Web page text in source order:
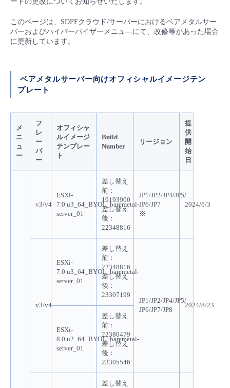
- クラウド / サーバー
- Flexible InterConnect
- Flexible Remote Access
このページは、SDPFクラウド/サーバーにおけるベアメタルサー
バーおよびハイパーバイザーメニュ―にて、改修等があった場合
に更新しています。
ベアメタルサーバー向けオフィシャルイメージテン
プレート
メ
ニ
ュ
ー
フ
レ
ー
バ
ー
オフィシャ
ルイメージ
テンプレー
ト
Build
Number
リージョン
提
供
開
始
日
v3/v4
ESXi-
7.0.u3_64_BYOL_baremetal-
server_01
差し替え
前：
19193900
差し替え
後：
22348816
JP1/JP2/JP4/JP5/
JP6/JP7
※
2024/6/3
v3/v4
ESXi-
7.0.u3_64_BYOL_baremetal-
server_01
差し替え
前：
22348816
差し替え
後：
23307199
JP1/JP2/JP4/JP5/
JP6/JP7/JP8
2024/8/23
ESXi-
8.0.u2_64_BYOL_baremetal-
server_01
差し替え
前：
22380479
差し替え
後：
23305546
差し替え